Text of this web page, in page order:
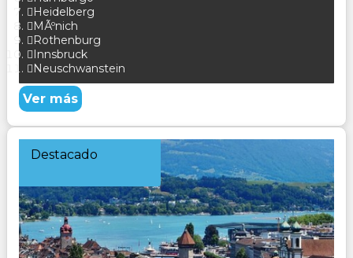
Heidelberg
MÃºnich
Rothenburg
Innsbruck
Neuschwanstein
Ver más
Destacado